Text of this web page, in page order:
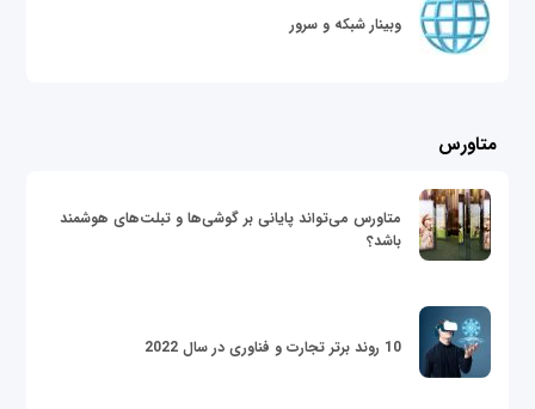
وبینار شبکه و سرور
متاورس
متاورس می‌تواند پایانی بر گوشی‌ها و تبلت‌های هوشمند
باشد؟
10 روند برتر تجارت و فناوری در سال 2022